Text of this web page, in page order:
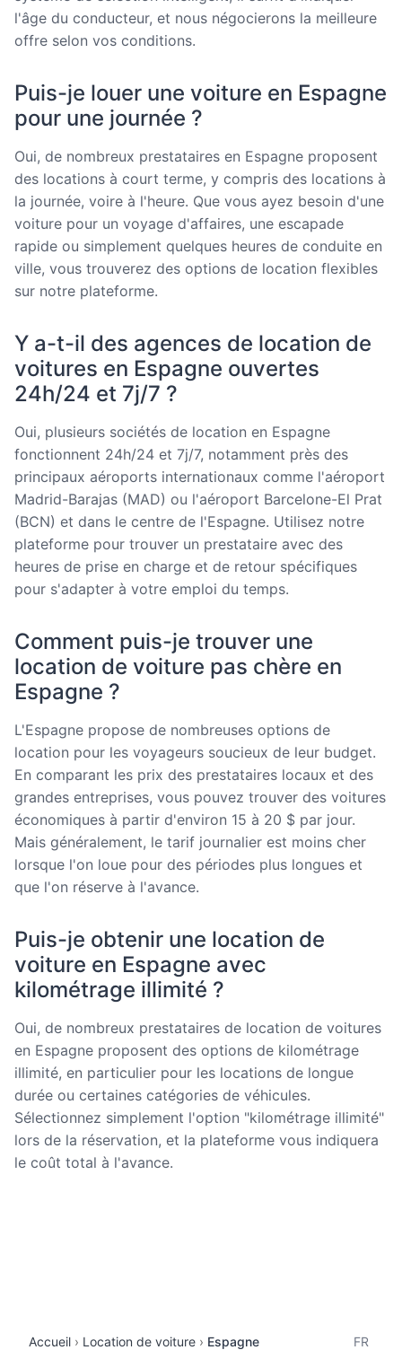
l'âge du conducteur, et nous négocierons la meilleure
offre selon vos conditions.
Puis-je louer une voiture en Espagne
pour une journée ?
Oui, de nombreux prestataires en Espagne proposent
des locations à court terme, y compris des locations à
la journée, voire à l'heure. Que vous ayez besoin d'une
voiture pour un voyage d'affaires, une escapade
rapide ou simplement quelques heures de conduite en
ville, vous trouverez des options de location flexibles
sur notre plateforme.
Y a-t-il des agences de location de
voitures en Espagne ouvertes
24h/24 et 7j/7 ?
Oui, plusieurs sociétés de location en Espagne
fonctionnent 24h/24 et 7j/7, notamment près des
principaux aéroports internationaux comme l'aéroport
Madrid-Barajas (MAD) ou l'aéroport Barcelone-El Prat
(BCN) et dans le centre de l'Espagne. Utilisez notre
plateforme pour trouver un prestataire avec des
heures de prise en charge et de retour spécifiques
pour s'adapter à votre emploi du temps.
Comment puis-je trouver une
location de voiture pas chère en
Espagne ?
L'Espagne propose de nombreuses options de
location pour les voyageurs soucieux de leur budget.
En comparant les prix des prestataires locaux et des
grandes entreprises, vous pouvez trouver des voitures
économiques à partir d'environ 15 à 20 $ par jour.
Mais généralement, le tarif journalier est moins cher
lorsque l'on loue pour des périodes plus longues et
que l'on réserve à l'avance.
Puis-je obtenir une location de
voiture en Espagne avec
kilométrage illimité ?
Oui, de nombreux prestataires de location de voitures
en Espagne proposent des options de kilométrage
illimité, en particulier pour les locations de longue
durée ou certaines catégories de véhicules.
Sélectionnez simplement l'option "kilométrage illimité"
lors de la réservation, et la plateforme vous indiquera
le coût total à l'avance.
Accueil Location de voiture Espagne FR